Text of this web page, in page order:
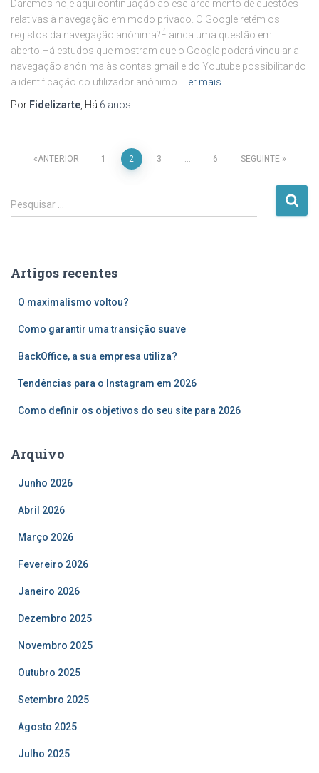
Daremos hoje aqui continuação ao esclarecimento de questões
relativas à navegação em modo privado. O Google retém os
registos da navegação anónima?É ainda uma questão em
aberto.Há estudos que mostram que o Google poderá vincular a
navegação anónima às contas gmail e do Youtube possibilitando
a identificação do utilizador anónimo.
Ler mais…
Por Fidelizarte , Há 6 anos
Paginação
dos
ANTERIOR 1 2 3 6 SEGUINTE
P
e
i
Pesquisar …
Artigos recentes
O maximalismo voltou?
Como garantir uma transição suave
BackOffice, a sua empresa utiliza?
Tendências para o Instagram em 2026
Como definir os objetivos do seu site para 2026
Arquivo
Junho 2026
Abril 2026
Março 2026
Fevereiro 2026
Janeiro 2026
Dezembro 2025
Novembro 2025
Outubro 2025
Setembro 2025
Agosto 2025
Julho 2025